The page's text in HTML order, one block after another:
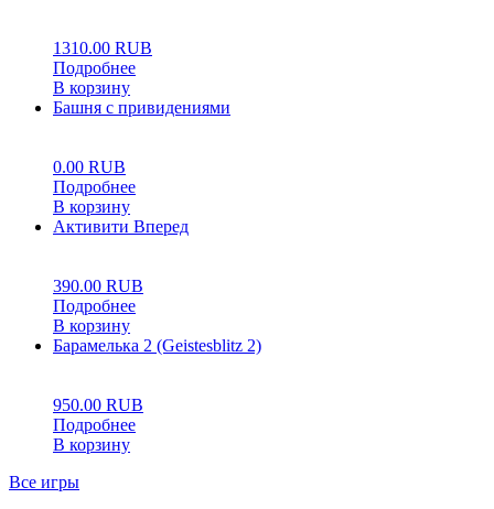
1310.00 RUB
Подробнее
В корзину
Башня с привидениями
0.00 RUB
Подробнее
В корзину
Активити Вперед
390.00 RUB
Подробнее
В корзину
Барамелька 2 (Geistesblitz 2)
950.00 RUB
Подробнее
В корзину
Все игры